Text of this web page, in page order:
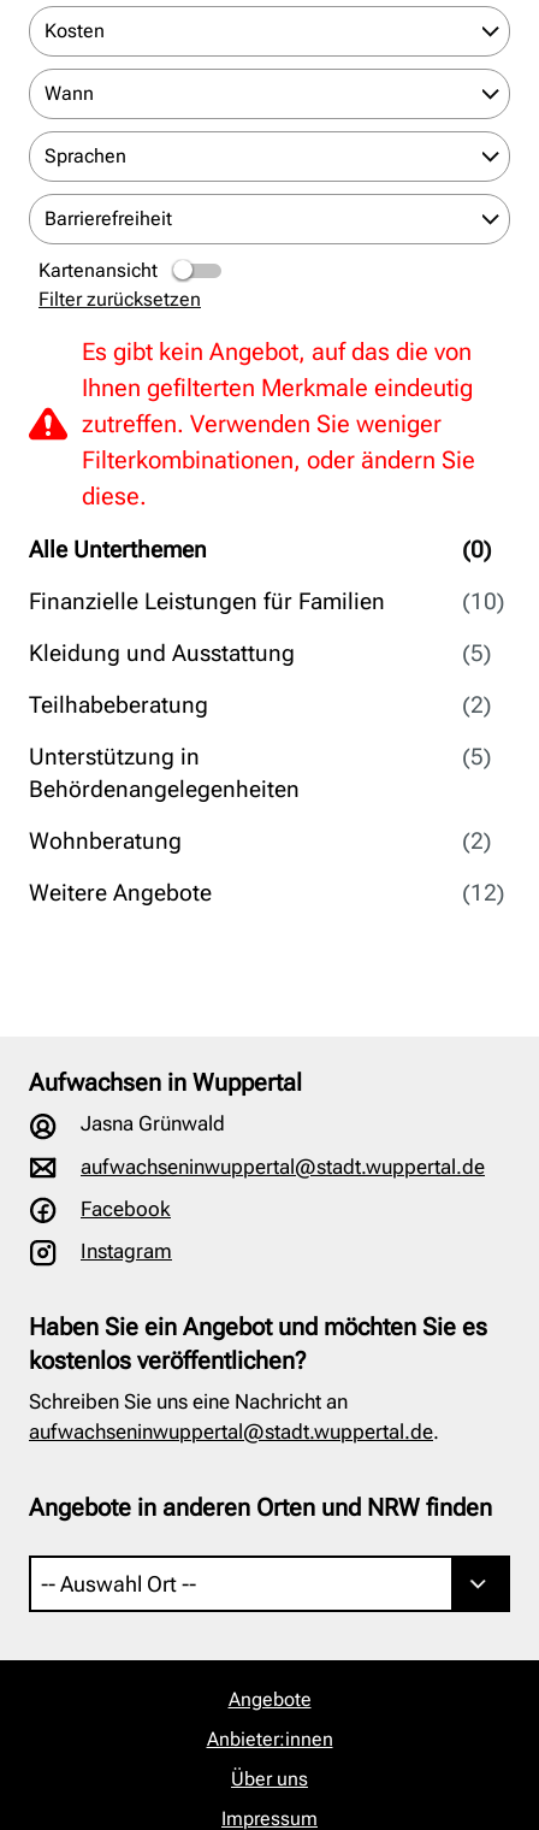
Alle Unterthemen
(0)
Finanzielle Leistungen für Familien
(10)
Kleidung und Ausstattung
(5)
Teilhabeberatung
(2)
Unterstützung in
Behördenangelegenheiten
(5)
Wohnberatung
(2)
Weitere Angebote
(12)
Kosten
Wann
Sprachen
Barrierefreiheit
Kartenansicht
Filter zurücksetzen
Es gibt kein Angebot, auf das die von
Ihnen gefilterten Merkmale eindeutig
zutreffen. Verwenden Sie weniger
Filterkombinationen, oder ändern Sie
diese.
Aufwachsen in Wuppertal
Jasna Grünwald
aufwachseninwuppertal@stadt.wuppertal.de
Facebook
Instagram
Haben Sie ein Angebot und möchten Sie es
kostenlos veröffentlichen?
Schreiben Sie uns eine Nachricht an
aufwachseninwuppertal@stadt.wuppertal.de.
Angebote in anderen Orten und NRW finden
Angebote
Anbieter:innen
Über uns
Impressum